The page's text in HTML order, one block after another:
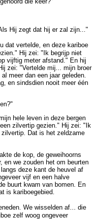
Hij zegt dat hij er zal zijn..."
dat vertelde, en deze kariboe
Hij zei: "Ik begrijp niet
vijftig meter afstand." En hij
zei: "Vertelde mij... mijn broer
meer dan een jaar geleden.
en sindsdien nooit meer één
hele leven in deze bergen
zilvertip gezien." Hij zei: "Ik
Dat is het zeldzame
de kop, de geweihoorns
en we zouden het om beurten
deze kant de heuvel af
vijf en een halve
buurt kwam van bomen. En
is kariboegebied.
We wisselden af... die
zelf woog ongeveer